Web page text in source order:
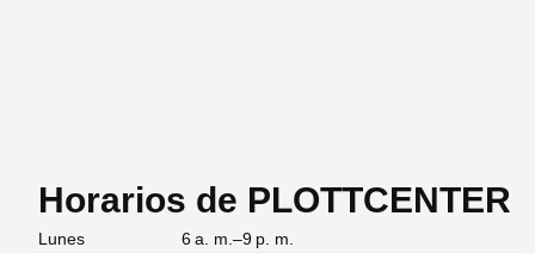
Horarios de PLOTTCENTER
Lunes
6 a. m.–9 p. m.